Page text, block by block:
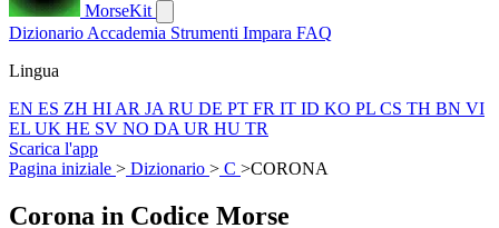
MorseKit
Dizionario Accademia Strumenti Impara FAQ
Lingua
EN ES ZH HI AR JA RU DE PT FR IT ID KO PL CS TH BN VI
EL UK HE SV NO DA UR HU TR
Scarica l'app
Pagina iniziale > Dizionario > C >CORONA
Corona in Codice Morse